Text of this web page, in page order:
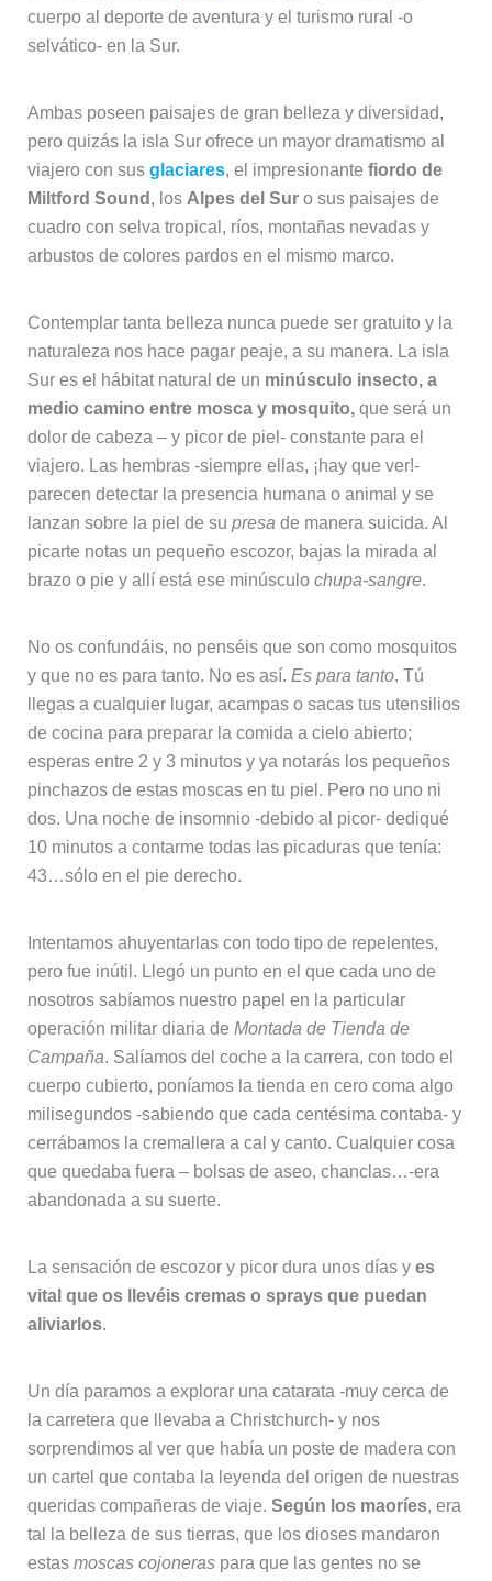
cuerpo al deporte de aventura y el turismo rural -o
selvático- en la Sur.
Ambas poseen paisajes de gran belleza y diversidad,
pero quizás la isla Sur ofrece un mayor dramatismo al
viajero con sus glaciares, el impresionante fiordo de
Miltford Sound , los Alpes del Suro sus paisajes de
cuadro con selva tropical, ríos, montañas nevadas y
arbustos de colores pardos en el mismo marco.
Contemplar tanta belleza nunca puede ser gratuito y la
naturaleza nos hace pagar peaje, a su manera. La isla
Sur es el hábitat natural de un minúsculo insecto, a
medio camino entre mosca y mosquito,que será un
dolor de cabeza – y picor de piel- constante para el
viajero. Las hembras -siempre ellas, ¡hay que ver!-
parecen detectar la presencia humana o animal y se
lanzan sobre la piel de su presa de manera suicida. Al
picarte notas un pequeño escozor, bajas la mirada al
brazo o pie y allí está ese minúsculo chupa-sangre.
No os confundáis, no penséis que son como mosquitos
y que no es para tanto. No es así. Es para tanto. Tú
llegas a cualquier lugar, acampas o sacas tus utensilios
de cocina para preparar la comida a cielo abierto;
esperas entre 2 y 3 minutos y ya notarás los pequeños
pinchazos de estas moscas en tu piel. Pero no uno ni
dos. Una noche de insomnio -debido al picor- dediqué
10 minutos a contarme todas las picaduras que tenía:
43…sólo en el pie derecho.
Intentamos ahuyentarlas con todo tipo de repelentes,
pero fue inútil. Llegó un punto en el que cada uno de
nosotros sabíamos nuestro papel en la particular
operación militar diaria de Montada de Tienda de
Campaña. Salíamos del coche a la carrera, con todo el
cuerpo cubierto, poníamos la tienda en cero coma algo
milisegundos -sabiendo que cada centésima contaba- y
cerrábamos la cremallera a cal y canto. Cualquier cosa
que quedaba fuera – bolsas de aseo, chanclas…-era
abandonada a su suerte.
La sensación de escozor y picor dura unos días y es
vital que os llevéis cremas o sprays que puedan
aliviarlos.
Un día paramos a explorar una catarata -muy cerca de
la carretera que llevaba a Christchurch- y nos
sorprendimos al ver que había un poste de madera con
un cartel que contaba la leyenda del origen de nuestras
queridas compañeras de viaje. Según los maoríes, era
tal la belleza de sus tierras, que los dioses mandaron
estas moscas cojoneraspara que las gentes no se